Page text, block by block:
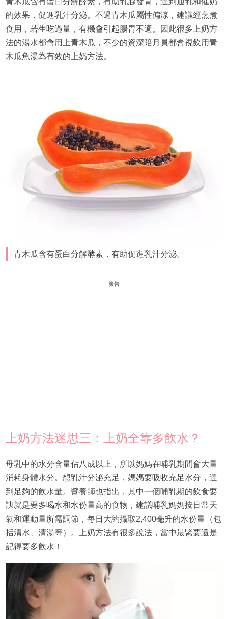
的效果，促進乳汁分泌。不過青木瓜屬性偏涼，建議經烹煮
食用，若生吃過量，有機會引起腸胃不適。因此很多上奶方
法的湯水都會用上青木瓜，不少的資深陪月員都會視飲用青
木瓜魚湯為有效的上奶方法。
青木瓜含有蛋白分解酵素，有助促進乳汁分泌。
廣告
上奶方法迷思三：上奶全靠多飲水？
母乳中的水分含量佔八成以上，所以媽媽在哺乳期間會大量
消耗身體水分。想乳汁分泌充足，媽媽要吸收充足水分，達
到足夠的飲水量。營養師也指出，其中一個哺乳期的飲食要
訣就是要多喝水和水份量高的食物，建議哺乳媽媽按日常天
氣和運動量所需調節，每日大約攝取2,400毫升的水份量（包
括清水、清湯等）。上奶方法有很多說法，當中最緊要還是
記得要多飲水！